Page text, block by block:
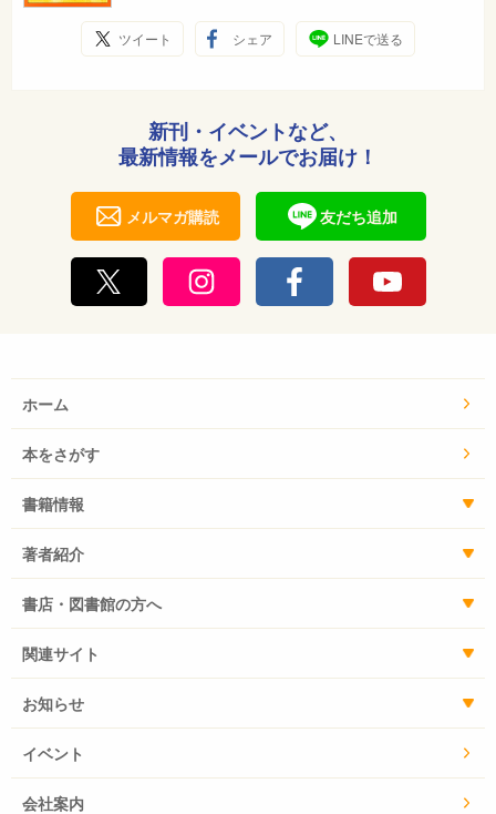
ツイート シェア LINEで送る
新刊・イベントなど、
最新情報をメールでお届け！
メルマガ購読 友だち追加
ホーム
本をさがす
書籍情報
著者紹介
書店・図書館の方へ
関連サイト
お知らせ
イベント
会社案内